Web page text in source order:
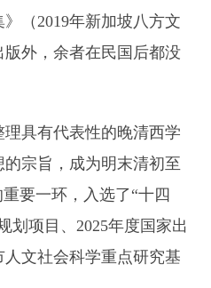
（2019年新加坡八方文
外，余者在民国后都没
具有代表性的晚清西学
宗旨，成为明末清初至
要一环，入选了“十四
划项目、2025年度国家出
文社会科学重点研究基